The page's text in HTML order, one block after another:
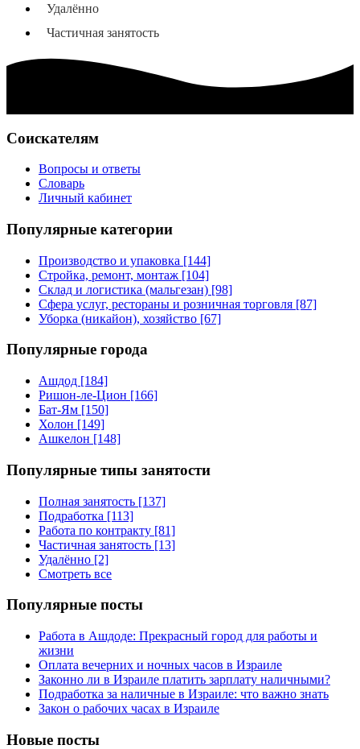
Удалённо
Частичная занятость
Соискателям
Вопросы и ответы
Словарь
Личный кабинет
Популярные категории
Производство и упаковка [144]
Стройка, ремонт, монтаж [104]
Склад и логистика (мальгезан) [98]
Сфера услуг, рестораны и розничная торговля [87]
Уборка (никайон), хозяйство [67]
Популярные города
Ашдод [184]
Ришон-ле-Цион [166]
Бат-Ям [150]
Холон [149]
Ашкелон [148]
Популярные типы занятости
Полная занятость [137]
Подработка [113]
Работа по контракту [81]
Частичная занятость [13]
Удалённо [2]
Смотреть все
Популярные посты
Работа в Ашдоде: Прекрасный город для работы и
жизни
Оплата вечерних и ночных часов в Израиле
Законно ли в Израиле платить зарплату наличными?
Подработка за наличные в Израиле: что важно знать
Закон о рабочих часах в Израиле
Новые посты